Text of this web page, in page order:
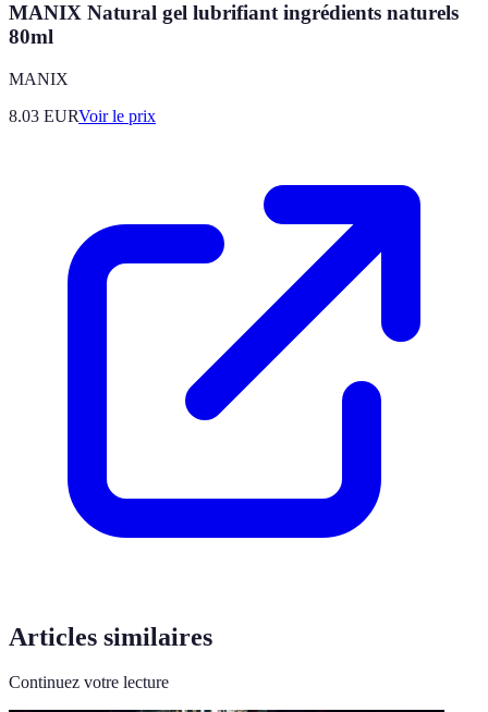
MANIX Natural gel lubrifiant ingrédients naturels
80ml
MANIX
8.03 EURVoir le prix
Articles similaires
Continuez votre lecture